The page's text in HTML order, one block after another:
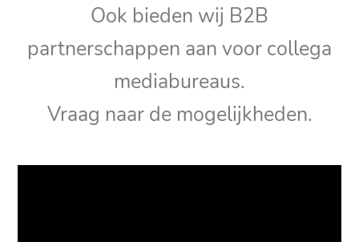
Ook bieden wij B2B
partnerschappen aan voor collega
mediabureaus.
Vraag naar de mogelijkheden.